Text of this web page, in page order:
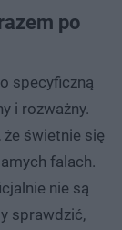
po
specyficzną
i rozważny.
świetnie się
falach.
nie są
sprawdzić,